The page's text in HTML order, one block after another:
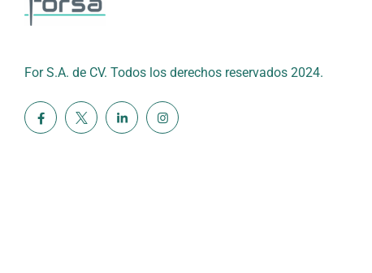
For S.A. de CV. Todos los derechos reservados 2024.